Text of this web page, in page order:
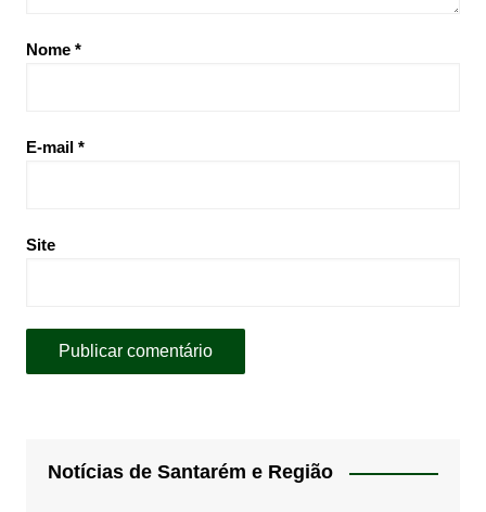
Nome *
E-mail *
Site
Notícias de Santarém e Região